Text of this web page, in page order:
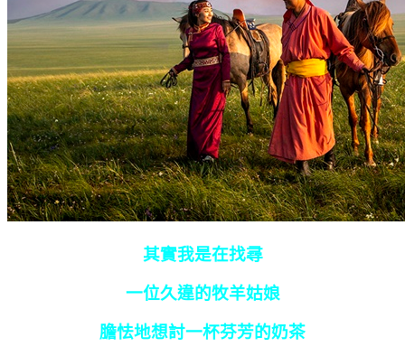
其實我是在找尋
一位久違的牧羊姑娘
膽怯地想討一杯芬芳的奶茶